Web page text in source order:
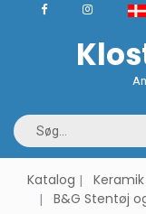
Katalog
B&G Stentøj